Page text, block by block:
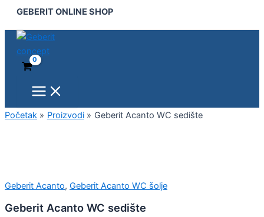
Pređi
sadržaj
GEBERIT ONLINE SHOP
Menu
Početak Proizvodi Geberit Acanto WC sedište
Geberit Acanto, Geberit Acanto WC šolje
Geberit Acanto WC sedište
Acanto
WC
sedište
količina